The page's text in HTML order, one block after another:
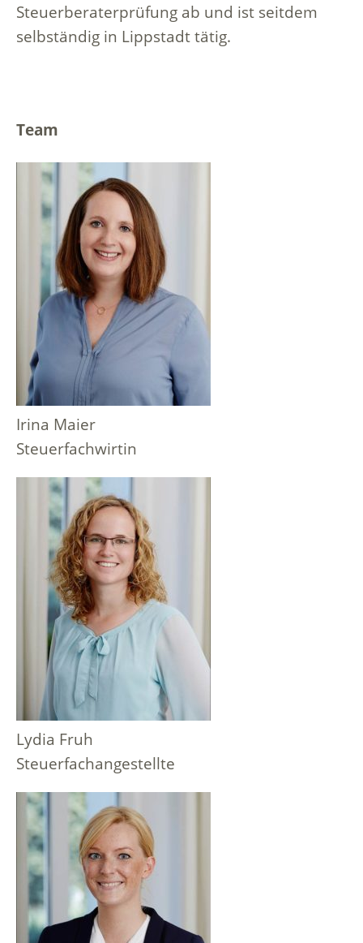
Steuerberaterprüfung ab und ist seitdem
selbständig in Lippstadt tätig.
Team
Irina Maier
Steuerfachwirtin
Lydia Fruh
Steuerfachangestellte